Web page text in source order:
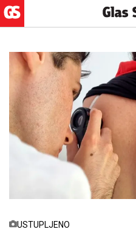
USTUPLJENO